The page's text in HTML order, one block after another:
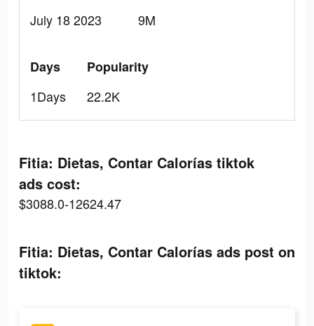
July 18 2023
9M
Days
1Days
Popularity
22.2K
Fitia: Dietas, Contar Calorías tiktok
ads cost:
$3088.0-12624.47
Fitia: Dietas, Contar Calorías ads post on
tiktok: